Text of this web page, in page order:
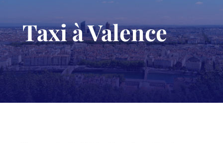
Taxi à Valence